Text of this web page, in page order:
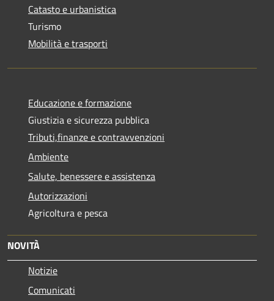
Catasto e urbanistica
Turismo
Mobilità e trasporti
Educazione e formazione
Giustizia e sicurezza pubblica
Tributi,finanze e contravvenzioni
Ambiente
Salute, benessere e assistenza
Autorizzazioni
Agricoltura e pesca
NOVITÀ
Notizie
Comunicati